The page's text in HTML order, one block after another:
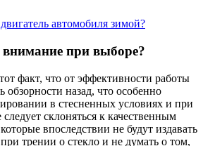
автомобиля зимой?
при выборе?
факт, что от эффективности работы
обзорности назад, что особенно
в стесненных условиях и при
склоняться к качественным
впоследствии не будут издавать
трении о стекло и не думать о том,